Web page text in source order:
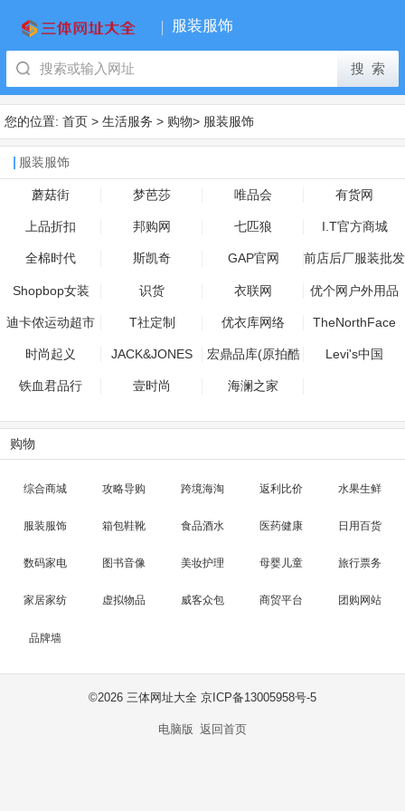
服装服饰
您的位置: 首页 > 生活服务 > 购物> 服装服饰
服装服饰
蘑菇街 梦芭莎 唯品会 有货网
上品折扣 邦购网 七匹狼 I.T官方商城
全棉时代 斯凯奇 GAP官网 前店后厂服装批发
Shopbop女装 识货 衣联网 优个网户外用品
迪卡侬运动超市 T社定制 优衣库网络 TheNorthFace
时尚起义 JACK&JONES 宏鼎品库(原拍酷
网)
Levi's中国
铁血君品行 壹时尚 海澜之家
购物
综合商城 攻略导购 跨境海淘 返利比价 水果生鲜
服装服饰 箱包鞋靴 食品酒水 医药健康 日用百货
数码家电 图书音像 美妆护理 母婴儿童 旅行票务
家居家纺 虚拟物品 威客众包 商贸平台 团购网站
品牌墙
©2026 三体网址大全 京ICP备13005958号-5
电脑版 返回首页